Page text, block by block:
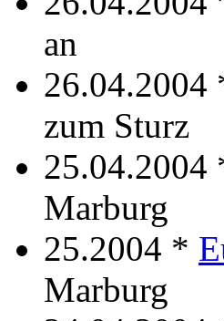
an
26.04.2004
zum Sturz
25.04.2004
Marburg
25.2004 *
Marburg